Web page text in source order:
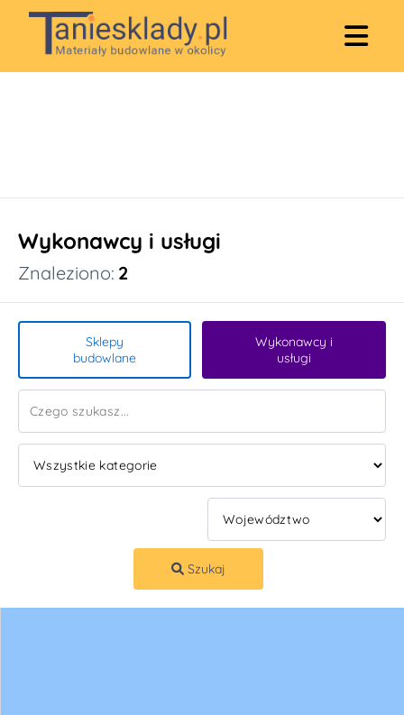
Wykonawcy i usługi
Znaleziono: 2
Sklepy
budowlane
Wykonawcy i
usługi
Szukaj